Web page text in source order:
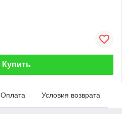
Купить
Оплата Условия возврата